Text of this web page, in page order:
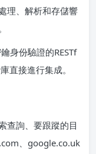
理、解析和存儲響
身份驗證的RESTf
直接進行集成。
查詢、要跟蹤的目
、google.co.uk